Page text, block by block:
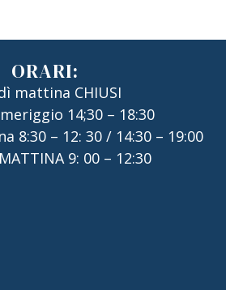
ORARI:
mattina CHIUSI
14;30 – 18:30
8:30 – 12: 30 / 14:30 – 19:00
9: 00 – 12:30